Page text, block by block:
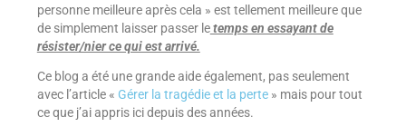
personne meilleure après cela » est tellement meilleure que
de simplement laisser passer letemps en essayant de
résister/nier ce qui est arrivé.
Ce blog a été une grande aide également, pas seulement
avec l’article « Gérer la tragédie et la perte» mais pour tout
ce que j’ai appris ici depuis des années.